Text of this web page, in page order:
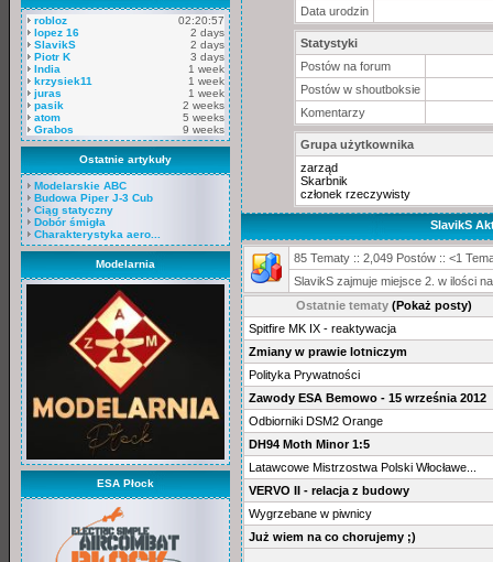
robloz
02:20:57
lopez 16
2 days
SlavikS
2 days
Piotr K
3 days
India
1 week
krzysiek11
1 week
juras
1 week
pasik
2 weeks
atom
5 weeks
Grabos
9 weeks
Ostatnie artykuły
Modelarskie ABC
Budowa Piper J-3 Cub
Ciąg statyczny
Dobór śmigła
Charakterystyka aero...
Modelarnia
ESA Płock
Data urodzin
Statystyki
Postów na forum
Postów w shoutboksie
Komentarzy
Grupa użytkownika
zarząd
Skarbnik
członek rzeczywisty
SlavikS
85 Tematy :: 2,049 Postów :: <1
SlavikS zajmuje miejsce 2. w ilości
Ostatnie tematy (Pokaż posty)
Spitfire MK IX - reaktywacja
Zmiany w prawie lotniczym
Polityka Prywatności
Zawody ESA Bemowo - 15 września 2012
Odbiorniki DSM2 Orange
DH94 Moth Minor 1:5
Latawcowe Mistrzostwa Polski Włocławe...
VERVO II - relacja z budowy
Wygrzebane w piwnicy
Już wiem na co chorujemy ;)